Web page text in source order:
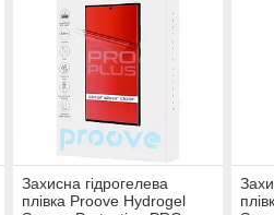
Захисна гідрогелева
плівка Proove Hydrogel